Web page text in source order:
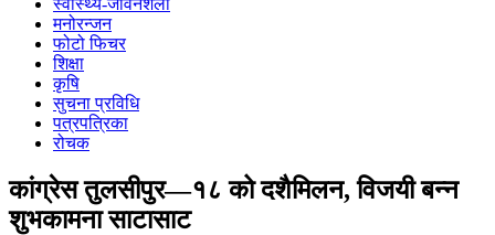
स्वास्थ्य-जीवनशैली
मनोरन्जन
फोटो फिचर
शिक्षा
कृषि
सुचना प्रविधि
पत्रपत्रिका
रोचक
कांग्रेस तुलसीपुर—१८ को दशैमिलन, विजयी बन्न
शुभकामना साटासाट